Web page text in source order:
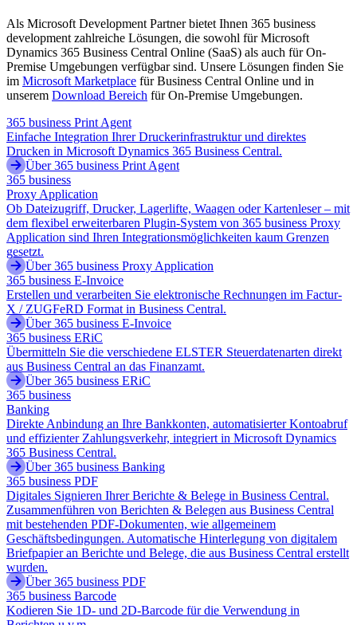
Als Microsoft Development Partner bietet Ihnen 365 business
development zahlreiche Lösungen, die sowohl für Microsoft
Dynamics 365 Business Central Online (SaaS) als auch für On-
Premise Umgebungen verfügbar sind. Unsere Lösungen finden Sie
im Microsoft Marketplace für Business Central Online und in
unserem Download Bereich für On-Premise Umgebungen.
365 business Print Agent
Einfache Integration Ihrer Druckerinfrastruktur und direktes
Drucken in Microsoft Dynamics 365 Business Central.
Über 365 business Print Agent
365 business
Proxy Application
Ob Dateizugriff, Drucker, Lagerlifte, Waagen oder Kartenleser – mit
dem flexibel erweiterbaren Plugin-System von 365 business Proxy
Application sind Ihren Integrationsmöglichkeiten kaum Grenzen
gesetzt.
Über 365 business Proxy Application
365 business E-Invoice
Erstellen und verarbeiten Sie elektronische Rechnungen im Factur-
X / ZUGFeRD Format in Business Central.
Über 365 business E-Invoice
365 business ERiC
Übermitteln Sie die verschiedene ELSTER Steuerdatenarten direkt
aus Business Central an das Finanzamt.
Über 365 business ERiC
365 business
Banking
Direkte Anbindung an Ihre Bankkonten, automatisierter Kontoabruf
und effizienter Zahlungsverkehr, integriert in Microsoft Dynamics
365 Business Central.
Über 365 business Banking
365 business PDF
Digitales Signieren Ihrer Berichte & Belege in Business Central.
Zusammenführen von Berichten & Belegen aus Business Central
mit bestehenden PDF-Dokumenten, wie allgemeinem
Geschäftsbedingungen. Automatische Hinterlegung von digitalem
Briefpapier an Berichte und Belege, die aus Business Central erstellt
wurden.
Über 365 business PDF
365 business Barcode
Kodieren Sie 1D- und 2D-Barcode für die Verwendung in